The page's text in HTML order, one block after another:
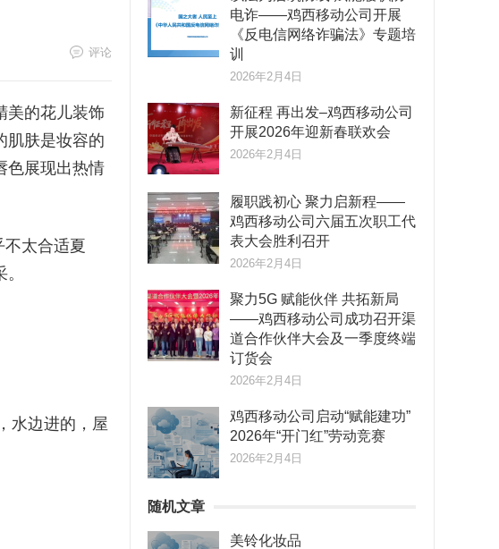
评论
美的花儿装饰
肌肤是妆容的
色展现出热情
太合适夏
水边进的，屋
电诈——鸡西移动公司开展
《反电信网络诈骗法》专题培
训
2026年2月4日
新征程 再出发–鸡西移动公司
开展2026年迎新春联欢会
2026年2月4日
履职践初心 聚力启新程——
鸡西移动公司六届五次职工代
表大会胜利召开
2026年2月4日
聚力5G 赋能伙伴 共拓新局
——鸡西移动公司成功召开渠
道合作伙伴大会及一季度终端
订货会
2026年2月4日
鸡西移动公司启动“赋能建功”
2026年“开门红”劳动竞赛
2026年2月4日
随机文章
美铃化妆品